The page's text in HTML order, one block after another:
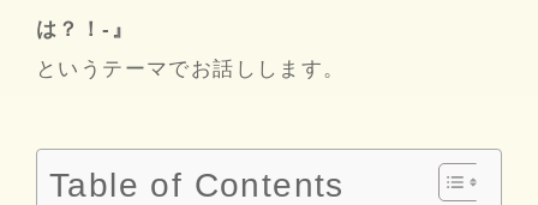
は？！-』
というテーマでお話しします。
Table of Contents